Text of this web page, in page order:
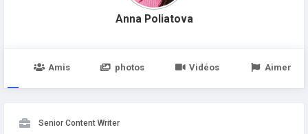
Anna Poliatova
Amis photos Vidéos Aimer
Senior Content Writer